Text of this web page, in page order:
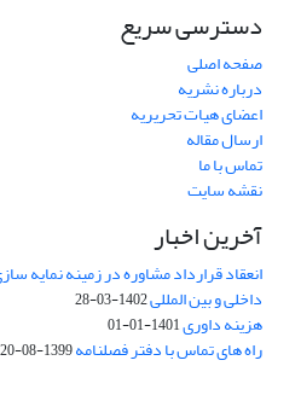
دسترسی سریع
صفحه اصلی
درباره نشریه
اعضای هیات تحریریه
ارسال مقاله
تماس با ما
نقشه سایت
آخرین اخبار
انعقاد قرارداد مشاوره در زمینه نمایه
داخلی و بین المللی1402-03-28
هزینه داوری1401-01-01
راه های تماس با دفتر فصلنامه1399-08-20